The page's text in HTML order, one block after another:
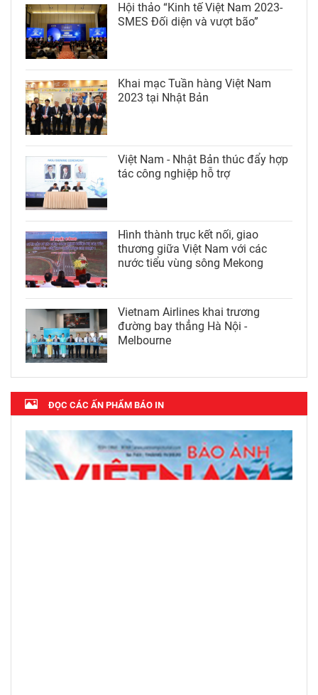
Hội thảo “Kinh tế Việt Nam 2023-
SMES Đối diện và vượt bão”
Khai mạc Tuần hàng Việt Nam
2023 tại Nhật Bản
Việt Nam - Nhật Bản thúc đẩy hợp
tác công nghiệp hỗ trợ
Hình thành trục kết nối, giao
thương giữa Việt Nam với các
nước tiểu vùng sông Mekong
Vietnam Airlines khai trương
đường bay thẳng Hà Nội -
Melbourne
ĐỌC CÁC ẤN PHẨM BÁO IN